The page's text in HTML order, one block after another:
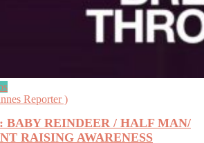
Reporter )
BABY REINDEER / HALF MAN/
RAISING AWARENESS